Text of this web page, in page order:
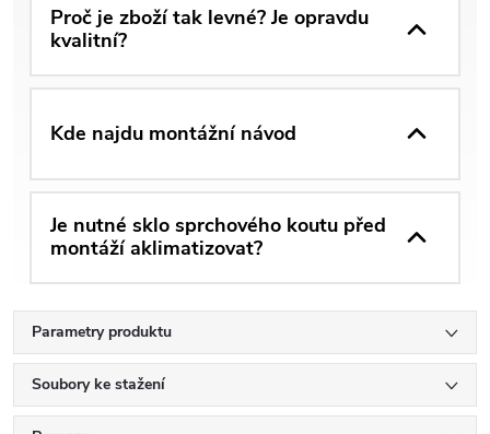
Proč je zboží tak levné? Je opravdu
kvalitní?
Kde najdu montážní návod
Je nutné sklo sprchového koutu před
montáží aklimatizovat?
Parametry produktu
Soubory ke stažení